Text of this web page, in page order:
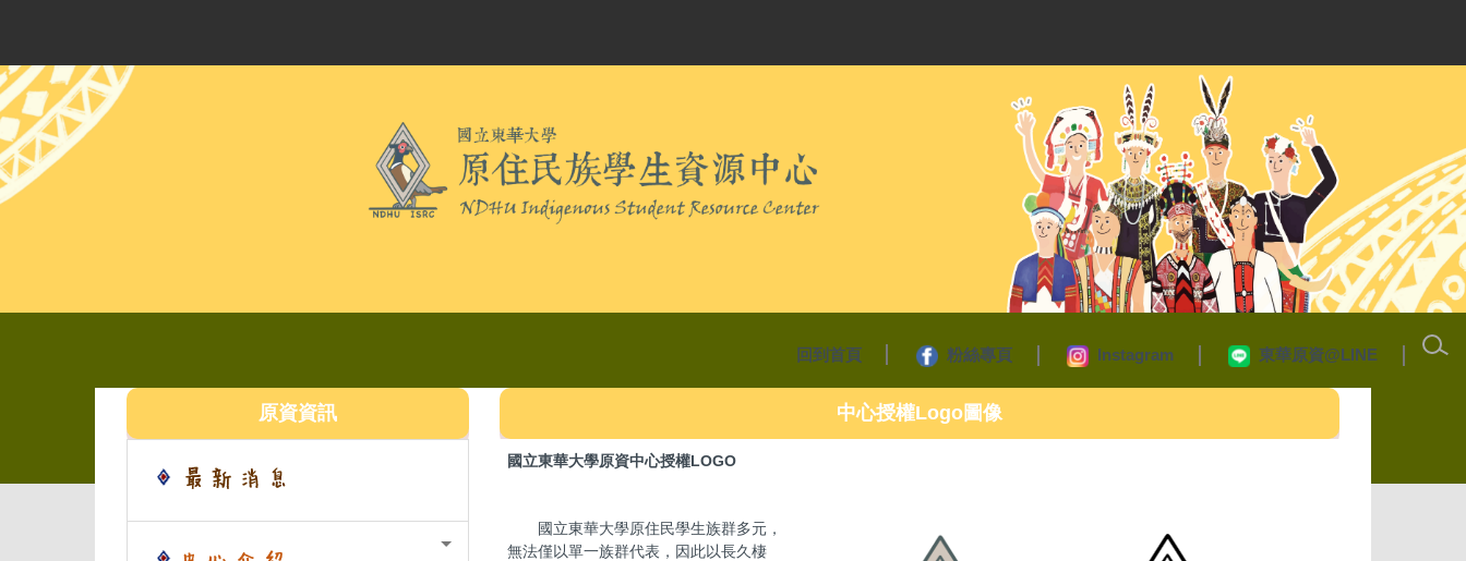
要
內
容
區
回到首頁 粉絲專頁 Instagram 東華原資@LINE
原資資訊 中心授權Logo圖像
國立東華大學原資中心授權LOGO
國立東華大學原住民學生族群多元，
無法僅以單一族群代表，因此以長久棲